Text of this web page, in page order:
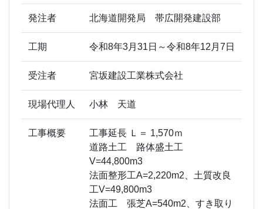
発注者 北海道開発局 帯広開発建設部
工期 令和8年3月31日～令和8年12月7日
受注者 宮坂建設工業株式会社
現場代理人 小林 天道
工事概要
工事延長 Ｌ＝ 1,570ｍ
道路土工 路体盛土工
V=44,800m3
法面整形工A=2,220m2、土質改良
工V=49,800m3
法面工 張芝A=540m2、すき取り